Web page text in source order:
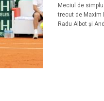
Meciul de
trecut de Maxim
Radu Albot şi